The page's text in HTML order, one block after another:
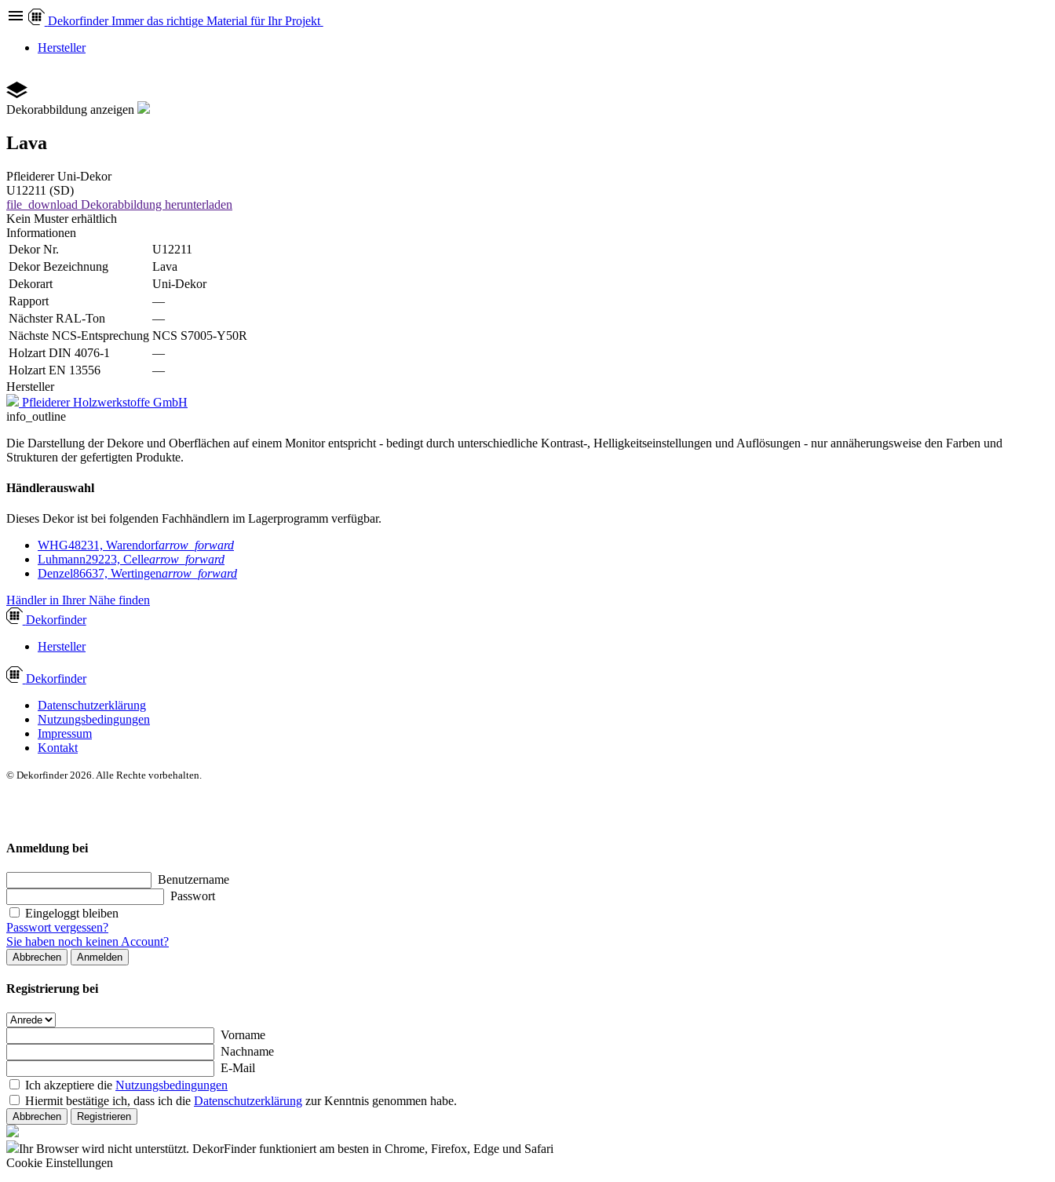
Dekorfinder Immer das richtige Material für Ihr Projekt
Hersteller
Dekorabbildung anzeigen
Lava
Pfleiderer Uni-Dekor
U12211 (SD)
file_download Dekorabbildung herunterladen
Kein Muster erhältlich
Informationen
Dekor Nr.
U12211
Dekor Bezeichnung
Lava
Dekorart
Uni-Dekor
Rapport
—
Nächster RAL-Ton
—
Nächste NCS-Entsprechung NCS S7005-Y50R
Holzart DIN 4076-1
—
Holzart EN 13556
—
Hersteller
Pfleiderer Holzwerkstoffe GmbH
info_outline
Die Darstellung der Dekore und Oberflächen auf einem Monitor entspricht - bedingt durch unterschiedliche Kontrast-, Helligkeitseinstellungen und Auflösungen - nur annäherungsweise den Farben und
Strukturen der gefertigten Produkte.
Händlerauswahl
Dieses Dekor ist bei folgenden Fachhändlern im Lagerprogramm verfügbar.
WHG48231, Warendorfarrow_forward
Luhmann29223, Cellearrow_forward
Denzel86637, Wertingenarrow_forward
Händler in Ihrer Nähe finden
Dekorfinder
Hersteller
Dekorfinder
Datenschutzerklärung
Nutzungsbedingungen
Impressum
Kontakt
© Dekorfinder 2026. Alle Rechte vorbehalten.
Anmeldung bei
Benutzername
Passwort
Eingeloggt bleiben
Passwort vergessen?
Sie haben noch keinen Account?
Abbrechen Anmelden
Registrierung bei
Vorname
Nachname
E-Mail
Ich akzeptiere die Nutzungsbedingungen
Hiermit bestätige ich, dass ich die Datenschutzerklärung zur Kenntnis genommen habe.
Abbrechen Registrieren
Ihr Browser wird nicht unterstützt. DekorFinder funktioniert am besten in Chrome, Firefox, Edge und Safari
Cookie Einstellungen